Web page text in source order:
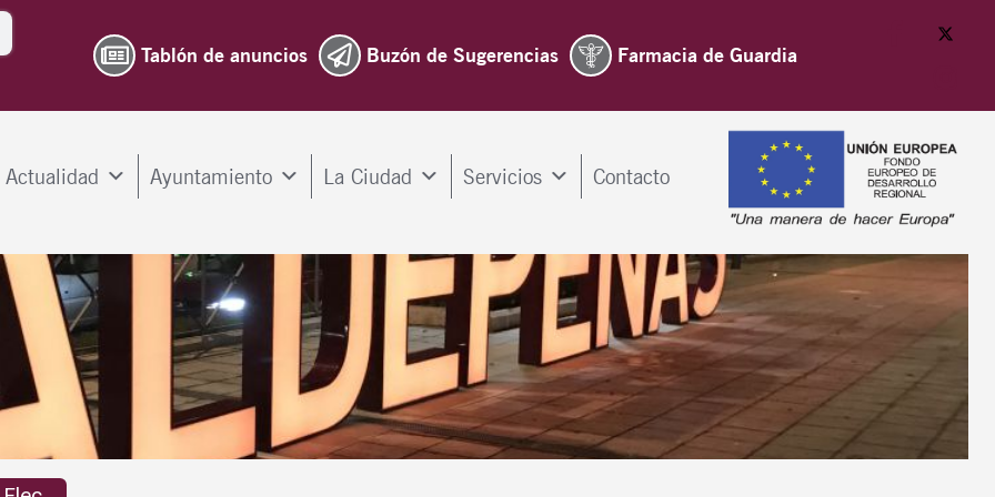
Tablón de anuncios Buzón de Sugerencias Farmacia de Guardia
Actualidad Ayuntamiento La Ciudad Servicios Contacto